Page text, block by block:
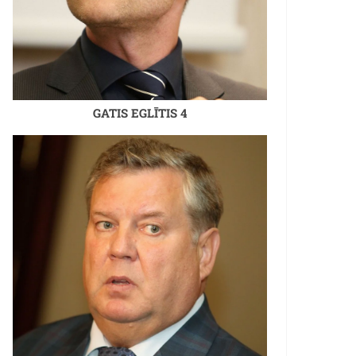
GATIS EGLĪTIS 4